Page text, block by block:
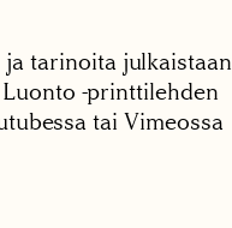
tarinoita julkaistaan
-printtilehden
tai Vimeossa